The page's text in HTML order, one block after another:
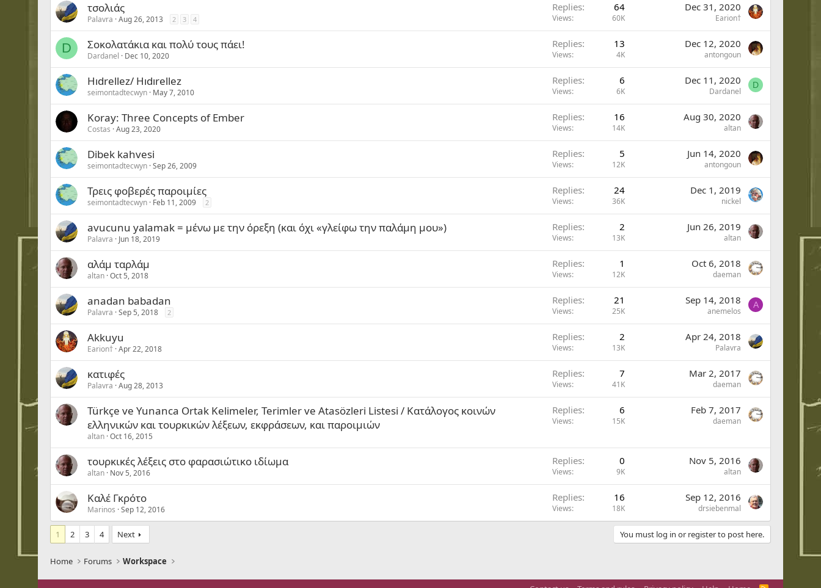
τσολιάς
Palavra Aug 26, 2013 2 3 4
Replies 64
Views 60K
Dec 31, 2020
Earion†
D Σοκολατάκια και πολύ τους πάει!
Dardanel Dec 10, 2020
Replies 13
Views 4K
Dec 12, 2020
antongoun
Hıdrellez/ Hıdırellez
seimontadtecwyn May 7, 2010
Replies 6
Views 6K
Dec 11, 2020
Dardanel
D
Koray: Three Concepts of Ember
Costas Aug 23, 2020
Replies 16
Views 14K
Aug 30, 2020
altan
Dibek kahvesi
seimontadtecwyn Sep 26, 2009
Replies 5
Views 12K
Jun 14, 2020
antongoun
Τρεις φοβερές παροιμίες
seimontadtecwyn Feb 11, 2009 2
Replies 24
Views 36K
Dec 1, 2019
nickel
avucunu yalamak = μένω με την όρεξη (και όχι «γλείφω την παλάμη μου»)
Palavra Jun 18, 2019
Replies 2
Views 13K
Jun 26, 2019
altan
αλάμ ταρλάμ
altan Oct 5, 2018
Replies 1
Views 12K
Oct 6, 2018
daeman
anadan babadan
Palavra Sep 5, 2018 2
Replies 21
Views 25K
Sep 14, 2018
anemelos
A
Akkuyu
Earion† Apr 22, 2018
Replies 2
Views 13K
Apr 24, 2018
Palavra
κατιφές
Palavra Aug 28, 2013
Replies 7
Views 41K
Mar 2, 2017
daeman
Türkçe ve Yunanca Ortak Kelimeler, Terimler ve Atasözleri Listesi / Κατάλογος κοινών
ελληνικών και τουρκικών λέξεων, εκφράσεων, και παροιμιών
altan Oct 16, 2015
Replies 6
Views 15K
Feb 7, 2017
daeman
τουρκικές λέξεις στο φαρασιώτικο ιδίωμα
altan Nov 5, 2016
Replies 0
Views 9K
Nov 5, 2016
altan
Καλέ Γκρότο
Marinos Sep 12, 2016
Replies 16
Views 18K
Sep 12, 2016
drsiebenmal
1 2 3 4 Next You must log in or register to post here.
Home Forums Workspace